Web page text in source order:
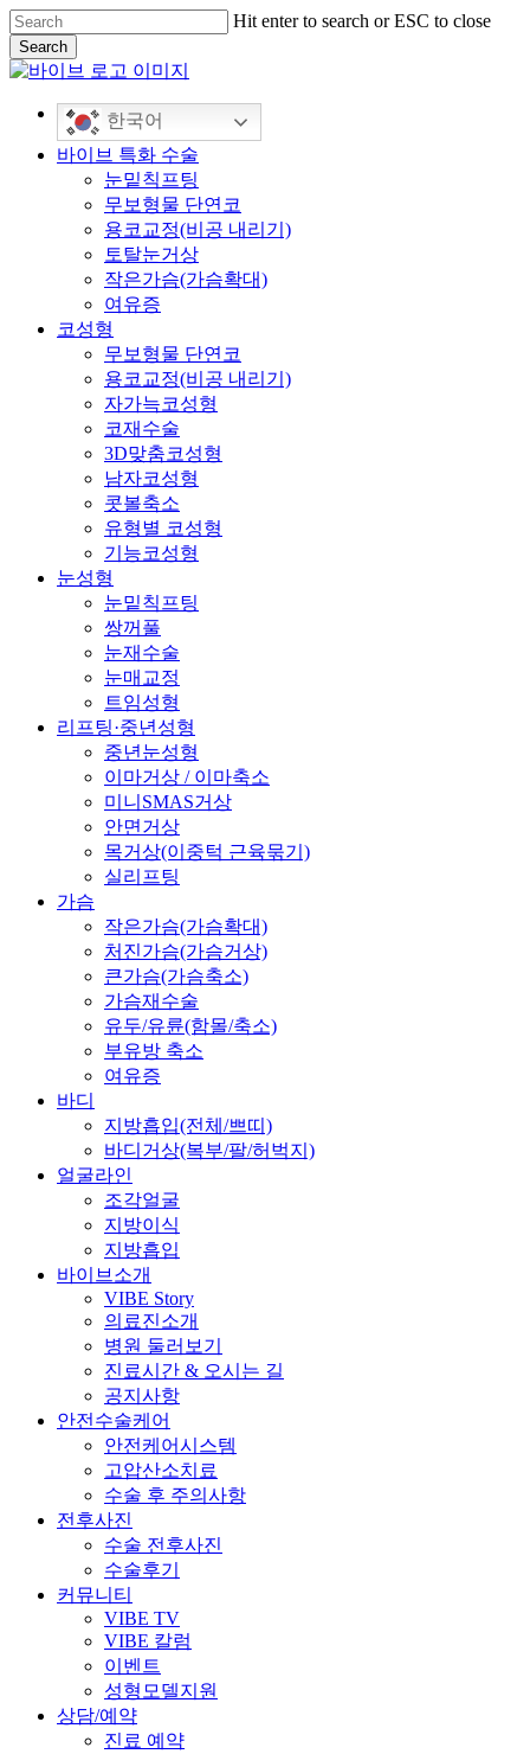
Skip
to
main
content
Hit enter to search or ESC to close
Search
Close
한국어
Menu
바이브 특화 수술
눈밑칙프팅
무보형물 단연코
용코교정(비공 내리기)
토탈눈거상
작은가슴(가슴확대)
여유증
코성형
무보형물 단연코
용코교정(비공 내리기)
자가늑코성형
코재수술
3D맞춤코성형
남자코성형
콧볼축소
유형별 코성형
기능코성형
눈성형
눈밑칙프팅
쌍꺼풀
눈재수술
눈매교정
트임성형
리프팅·중년성형
중년눈성형
이마거상 / 이마축소
미니SMAS거상
안면거상
목거상(이중턱 근육묶기)
실리프팅
가슴
작은가슴(가슴확대)
처진가슴(가슴거상)
큰가슴(가슴축소)
가슴재수술
유두/유륜(함몰/축소)
부유방 축소
여유증
바디
지방흡입(전체/쁘띠)
바디거상(복부/팔/허벅지)
얼굴라인
조각얼굴
지방이식
지방흡입
바이브소개
VIBE Story
의료진소개
병원 둘러보기
진료시간 & 오시는 길
공지사항
안전수술케어
안전케어시스템
고압산소치료
수술 후 주의사항
전후사진
수술 전후사진
수술후기
커뮤니티
VIBE TV
VIBE 칼럼
이벤트
성형모델지원
상담/예약
진료 예약